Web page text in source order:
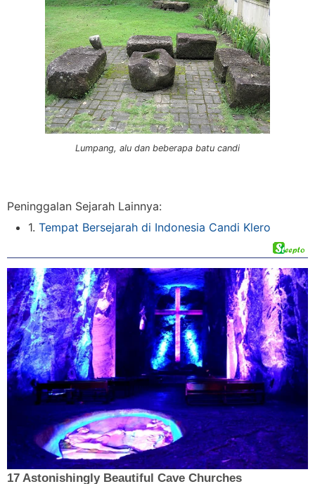
Lumpang, alu dan beberapa batu candi
Peninggalan Sejarah Lainnya:
1. Tempat Bersejarah di Indonesia Candi Klero